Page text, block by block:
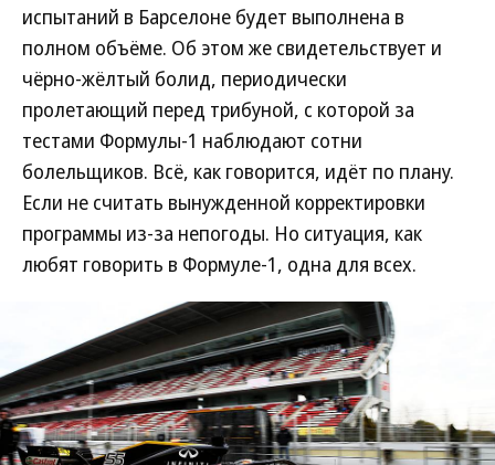
испытаний в Барселоне будет выполнена в
полном объёме. Об этом же свидетельствует и
чёрно-жёлтый болид, периодически
пролетающий перед трибуной, с которой за
тестами Формулы-1 наблюдают сотни
болельщиков. Всё, как говорится, идёт по плану.
Если не считать вынужденной корректировки
программы из-за непогоды. Но ситуация, как
любят говорить в Формуле-1, одна для всех.